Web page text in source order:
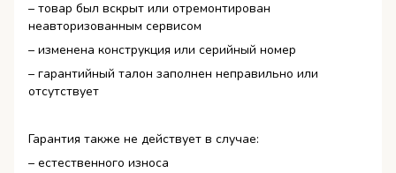
– товар был вскрыт или отремонтирован
неавторизованным сервисом
– изменена конструкция или серийный номер
– гарантийный талон заполнен неправильно или
отсутствует
Гарантия также не действует в случае:
– естественного износа